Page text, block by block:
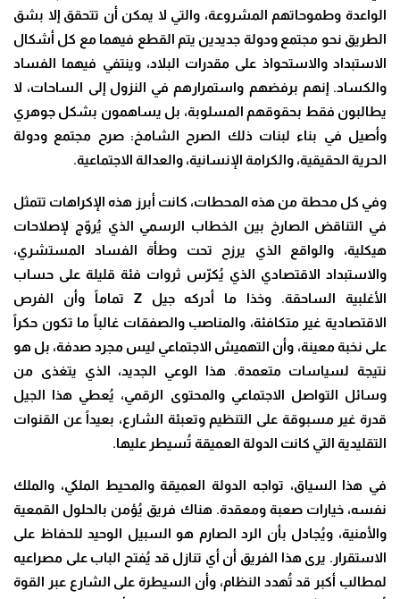
الواعدة وطموحاتهم المشروعة، والتي لا يمكن أن تتحقق إلا بشق
الطريق نحو مجتمع ودولة جديدين يتم القطع فيهما مع كل أشكال
الاستبداد والاستحواذ على مقدرات البلاد، وينتفي فيهما الفساد
والكساد. إنهم برفضهم واستمرارهم في النزول إلى الساحات، لا
يطالبون فقط بحقوقهم المسلوبة، بل يساهمون بشكل جوهري
وأصيل في بناء لبنات ذلك الصرح الشامخ: صرح مجتمع ودولة
الحرية الحقيقية، والكرامة الإنسانية، والعدالة الاجتماعية.
وفي كل محطة من هذه المحطات، كانت أبرز هذه الإكراهات تتمثل
في التناقض الصارخ بين الخطاب الرسمي الذي يُروّج لإصلاحات
هيكلية، والواقع الذي يرزح تحت وطأة الفساد المستشري،
والاستبداد الاقتصادي الذي يُكرّس ثروات فئة قليلة على حساب
الأغلبية الساحقة. وخذا ما أدركه جيل Z
تماماً وأن الفرص
الاقتصادية غير متكافئة، والمناصب والصفقات غالباً ما تكون حكراً
على نخبة معينة، وأن التهميش الاجتماعي ليس مجرد صدفة، بل هو
نتيجة لسياسات متعمدة. هذا الوعي الجديد، الذي يتغذى من
وسائل التواصل الاجتماعي والمحتوى الرقمي، يُعطي هذا الجيل
قدرة غير مسبوقة على التنظيم وتعبئة الشارع، بعيداً عن القنوات
التقليدية التي كانت الدولة العميقة تُسيطر عليها.
في هذا السياق، تواجه الدولة العميقة والمحيط الملكي، والملك
نفسه، خيارات صعبة ومعقدة. هناك فريق يُؤمن بالحلول القمعية
والأمنية، ويُجادل بأن الرد الصارم هو السبيل الوحيد للحفاظ على
الاستقرار. يرى هذا الفريق أن أي تنازل قد يُفتح الباب على مصراعيه
لمطالب أكبر قد تُهدد النظام، وأن السيطرة على الشارع عبر القوة